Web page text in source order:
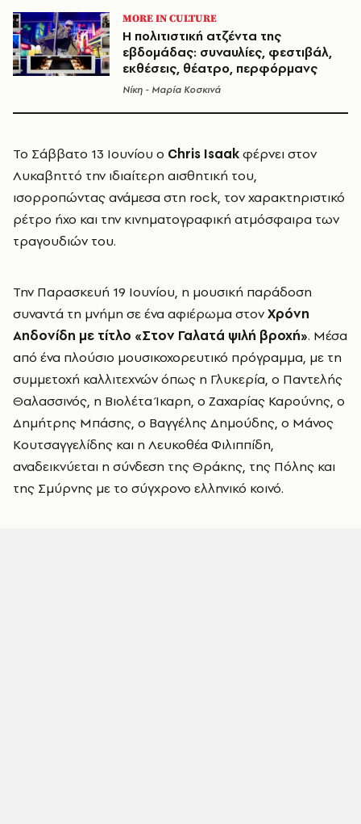
MORE IN CULTURE
H πολιτιστική ατζέντα της
εβδομάδας: συναυλίες, φεστιβάλ,
εκθέσεις, θέατρο, περφόρμανς
Νίκη - Μαρία Κοσκινά
Το Σάββατο 13 Ιουνίου ο Chris Isaakφέρνει στον
Λυκαβηττό την ιδιαίτερη αισθητική του,
ισορροπώντας ανάμεσα στη rock, τον χαρακτηριστικό
ρέτρο ήχο και την κινηματογραφική ατμόσφαιρα των
τραγουδιών του.
Την Παρασκευή 19 Ιουνίου, η μουσική παράδοση
συναντά τη μνήμη σε ένα αφιέρωμα στονΧρόνη
Αηδονίδη με τίτλο «Στον Γαλατά ψιλή βροχή». Μέσα
από ένα πλούσιο μουσικοχορευτικό πρόγραμμα, με τη
συμμετοχή καλλιτεχνών όπως η Γλυκερία, ο Παντελής
Θαλασσινός, η Βιολέτα Ίκαρη, ο Ζαχαρίας Καρούνης, ο
Δημήτρης Μπάσης, ο Βαγγέλης Δημούδης, ο Μάνος
Κουτσαγγελίδης και η Λευκοθέα Φιλιππίδη,
αναδεικνύεται η σύνδεση της Θράκης, της Πόλης και
της Σμύρνης με το σύγχρονο ελληνικό κοινό.